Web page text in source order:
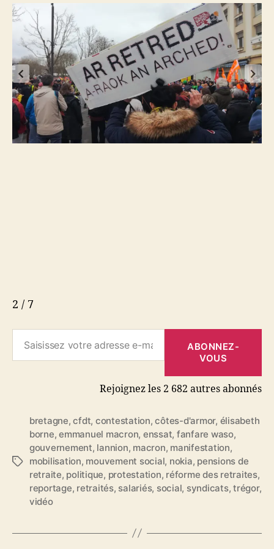
2 / 7
Saisissez votre adresse e-mail…
ABONNEZ-
VOUS
Rejoignez les 2 682 autres abonnés
É
bretagne,cfdt, contestation,côtes-d'armor, élisabeth
borne,emmanuel macron, enssat, fanfare waso,
gouvernement, lannion, macron, manifestation,
mobilisation, mouvement social, nokia, pensions de
retraite, politique, protestation, réforme des retraites,
reportage, retraités, salariés, social, syndicats,trégor,
vidéo